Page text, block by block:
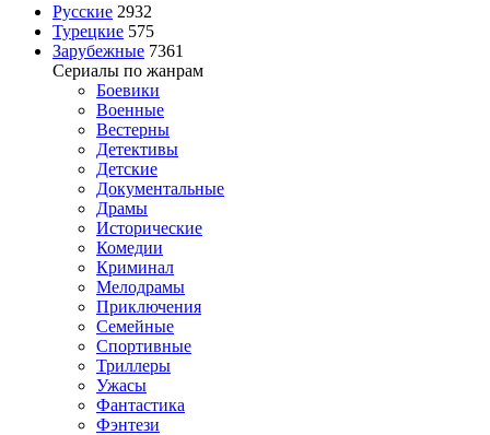
Русские 2932
Турецкие 575
Зарубежные 7361
Сериалы по жанрам
Боевики
Военные
Вестерны
Детективы
Детские
Документальные
Драмы
Исторические
Комедии
Криминал
Мелодрамы
Приключения
Семейные
Спортивные
Триллеры
Ужасы
Фантастика
Фэнтези